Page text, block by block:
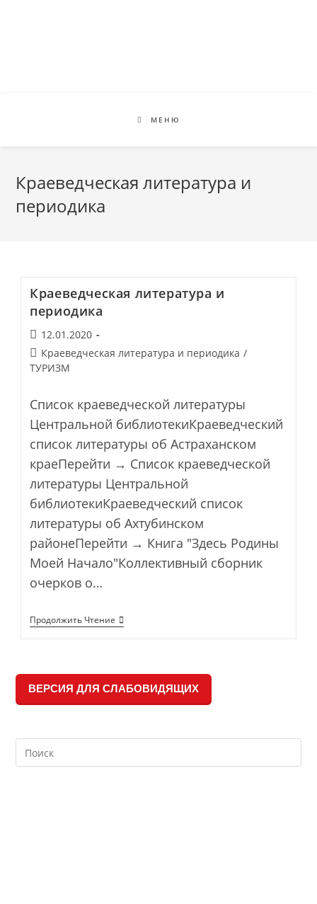
МЕНЮ
Краеведческая литература и
периодика
Краеведческая литература и
периодика
Запись
опубликована:
12.01.2020
Post
category:
Краеведческая литература и периодика /
ТУРИЗМ
Список краеведческой литературы
Центральной библиотекиКраеведческий
список литературы об Астраханском
краеПерейти → Список краеведческой
литературы Центральной
библиотекиКраеведческий список
литературы об Ахтубинском
районеПерейти → Книга "Здесь Родины
Моей Начало"Коллективный сборник
очерков о…
Продолжить Чтение Краеведческая
Литература
ВЕРСИЯ ДЛЯ СЛАБОВИДЯЩИХ
Search
this